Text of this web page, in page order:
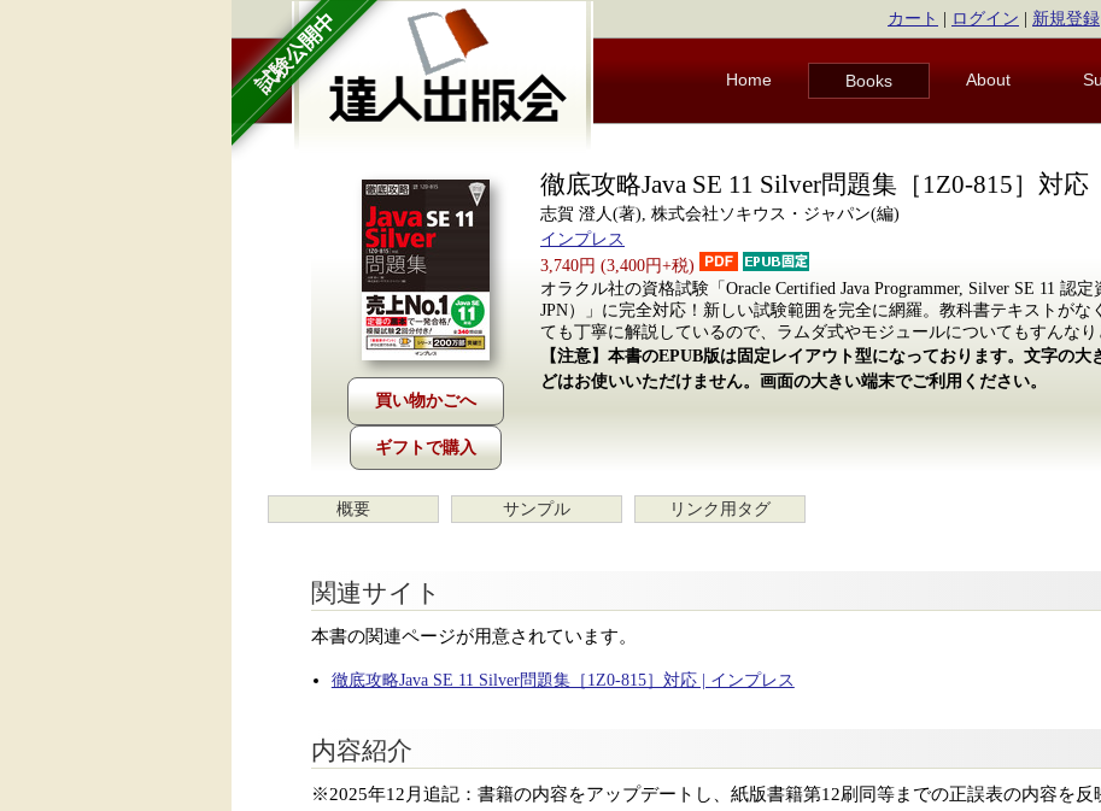
試験公開中 カート ログイン 新規登録
Home Books About
ギフトで購入
徹底攻略Java SE 11 Silver問題集［1Z0-815］対応
志賀 澄人(著), 株式会社ソキウス・ジャパン(編)
インプレス
3,740円 (3,400円+税)
オラクル社の資格試験「Oracle Certified Java Programmer, Silver SE 11 認
JPN）」に完全対応！新しい試験範囲を完全に網羅。教科書テキストがな
ても丁寧に解説しているので、ラムダ式やモジュールについてもすんなり
【注意】本書のEPUB版は固定レイアウト型になっております。文字の
どはお使いいただけません。画面の大きい端末でご利用ください。
概要 サンプル リンク用タグ
関連サイト
本書の関連ページが用意されています。
徹底攻略Java SE 11 Silver問題集［1Z0-815］対応 | インプレス
内容紹介
※2025年12月追記：書籍の内容をアップデートし、紙版書籍第12刷同等までの正誤表の内容を反